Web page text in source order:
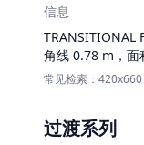
信息
TRANSITIONAL
角线 0.78 m，面
常见检索：420x660
过渡系列